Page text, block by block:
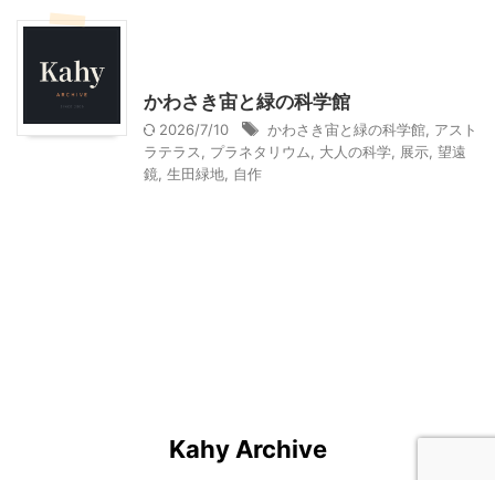
かわさき宙と緑の科学館
2026/7/10 かわさき宙と緑の科学館 アスト
ラテラス
プラネタリウム 大人の科学 展示 望遠
鏡 生田緑地 自作
Kahy Archive